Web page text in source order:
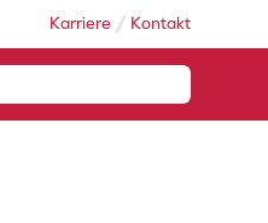
Karriere Kontakt